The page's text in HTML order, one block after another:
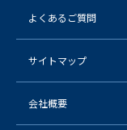
よくあるご質問
サイトマップ
会社概要